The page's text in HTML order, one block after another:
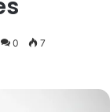
0 7